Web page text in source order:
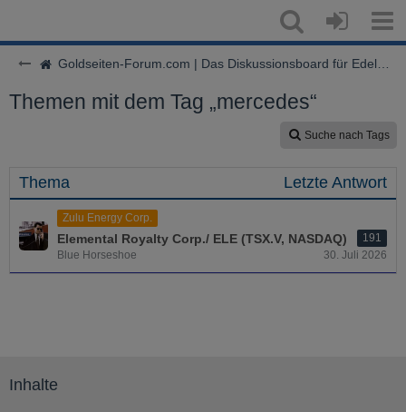
Goldseiten-Forum.com | Das Diskussionsboard für Edelmetalle & Rohstoffe
Themen mit dem Tag „mercedes“
Suche nach Tags
Thema Letzte Antwort
Zulu Energy Corp.
Elemental Royalty Corp./ ELE (TSX.V, NASDAQ)
191
Blue Horseshoe
30. Juli 2026
Inhalte